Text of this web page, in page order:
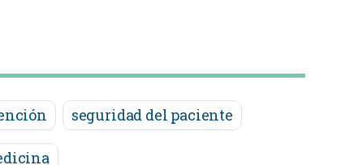
seguridad del paciente